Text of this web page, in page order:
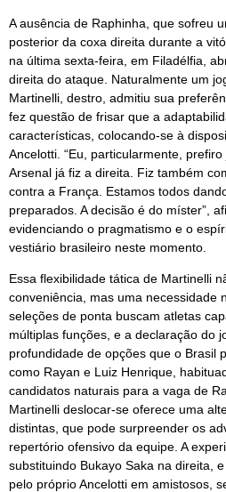
A ausência de Raphinha, que sofreu
posterior da coxa direita durante a
na última sexta-feira, em Filadélfia,
direita do ataque. Naturalmente um
Martinelli, destro, admitiu sua
fez questão de frisar que a
características, colocando-se à
Ancelotti. “Eu, particularmente,
Arsenal já fiz a direita. Fiz também
contra a França. Estamos todos
preparados. A decisão é do míster”,
evidenciando o pragmatismo e o
vestiário brasileiro neste momento.
Essa flexibilidade tática de Martinelli
conveniência, mas uma necessidade
seleções de ponta buscam atletas
múltiplas funções, e a declaração do
profundidade de opções que o Brasil
como Rayan e Luiz Henrique,
candidatos naturais para a vaga de
Martinelli deslocar-se oferece uma
distintas, que pode surpreender os
repertório ofensivo da equipe. A
substituindo Bukayo Saka na direita,
pelo próprio Ancelotti em amistosos,